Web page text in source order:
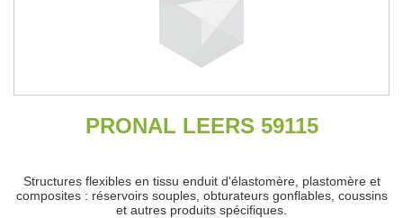
PRONAL LEERS 59115
Structures flexibles en tissu enduit d'élastomère, plastomère et
composites : réservoirs souples, obturateurs gonflables, coussins
et autres produits spécifiques.